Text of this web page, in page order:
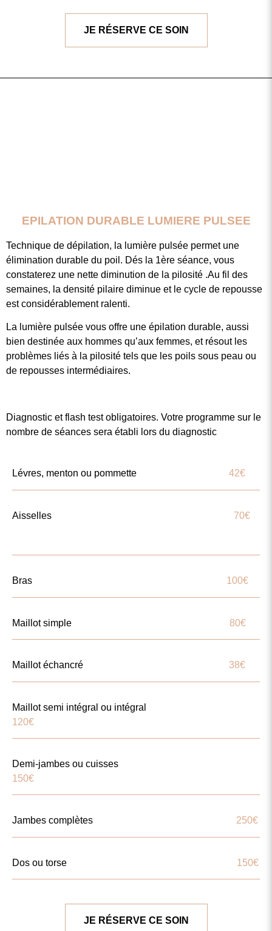
JE RÉSERVE CE SOIN
EPILATION DURABLE LUMIERE PULSEE
Technique de dépilation, la lumière pulsée permet une
élimination durable du poil. Dés la 1ère séance, vous
constaterez une nette diminution de la pilosité .Au fil des
semaines, la densité pilaire diminue et le cycle de repousse
est considérablement ralenti.
La lumière pulsée vous offre une épilation durable, aussi
bien destinée aux hommes qu’aux femmes, et résout les
problèmes liés à la pilosité tels que les poils sous peau ou
de repousses intermédiaires.
Diagnostic et flash test obligatoires. Votre programme sur le
nombre de séances sera établi lors du diagnostic
Lévres, menton ou pommette 42€
Aisselles 70€
Bras 100€
Maillot simple 80€
Maillot échancré 38€
Maillot semi intégral ou intégral
120€
Demi-jambes ou cuisses
150€
Jambes complètes 250€
Dos ou torse 150€
JE RÉSERVE CE SOIN